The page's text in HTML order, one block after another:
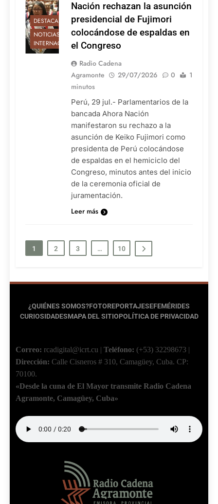
DESTACADAS
NOTICIAS
INTERNACIONALES
Nación rechazan la asunción
presidencial de Fujimori
colocándose de espaldas en
el Congreso
Radio Cadena
Agramonte
29/07/2026 0
1
minutos
Perú, 29 jul.- Parlamentarios de la
bancada Ahora Nación
manifestaron su rechazo a la
asunción de Keiko Fujimori como
presidenta de Perú colocándose
de espaldas en el hemiciclo del
Congreso, minutos antes del inicio
de la ceremonia oficial de
juramentación.
Leer más
1 2 3 … 10
¿QUIÉNES SOMOS?FOTOREPORTAJESEFEMÉRIDES
CURIOSIDADESMAPA DEL SITIOPOLÍTICA DE PRIVACIDAD
Correo: rcadigital@icrt.cu | Teléfono: (+53) 32298673 |
Dirección: Calle Cisneros # 310, Camagüey, Cuba. CP:
70100.
«Desde la cuna de El Mayor transmite Radio Cadena
Agramonte, Camagüey, Cuba»